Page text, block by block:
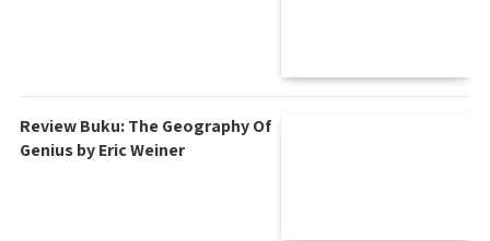
Review Buku: The Geography Of
Genius by Eric Weiner